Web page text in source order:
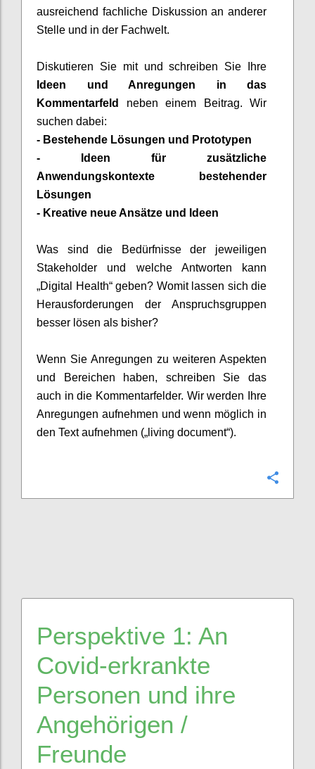
ausreichend fachliche Diskussion an anderer
Stelle und in der Fachwelt.
Diskutieren Sie mit undschreiben Sie Ihre
Ideen und Anregungen in das
Kommentarfeld neben einem Beitrag. Wir
suchen dabei:
- Bestehende Lösungen und Prototypen
-
Ideen für zusätzliche
Anwendungskontexte bestehender
Lösungen
- Kreative neue Ansätze und Ideen
Was sind die Bedürfnisse der jeweiligen
Stakeholder und welche Antworten kann
„Digital Health“ geben? Womit lassen sich die
Herausforderungen der Anspruchsgruppen
besser lösen als bisher?
Wenn Sie Anregungen zu weiteren Aspekten
und Bereichen haben, schreiben Sie das
auch in die Kommentarfelder. Wir werden
Ihre
Anregungen aufnehmen und wenn möglich in
den Textaufnehmen („ living document“).
Perspektive 1: An
Covid-erkrankte
Personen und ihre
Angehörigen /
Freunde